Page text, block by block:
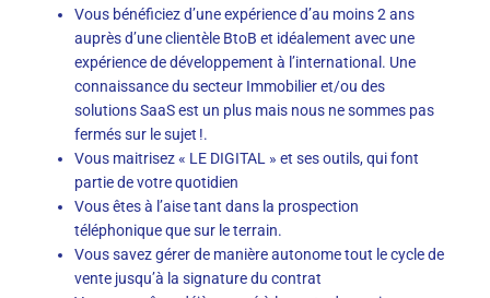
Vous bénéficiez d’une expérience d’au moins 2 ans
auprès d’une clientèle BtoB et idéalement avec une
expérience de développement à l’international. Une
connaissance du secteur Immobilier et/ou des
solutions SaaS est un plus mais nous ne sommes pas
fermés sur le sujet !.
Vous maitrisez « LE DIGITAL » et ses outils, qui font
partie de votre quotidien
Vous êtes à l’aise tant dans la prospection
téléphonique que sur le terrain.
Vous savez gérer de manière autonome tout le cycle de
vente jusqu’à la signature du contrat